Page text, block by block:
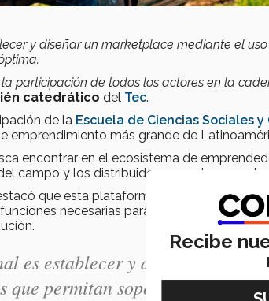
y diseñar un marketplace mediante el
la participación de todos los actores en la
catedrático del Tec.
de la Escuela de Ciencias Sociales y
emprendimiento más grande de
encontrar en el ecosistema de
campo y los distribuidores, en el marco de
que esta plataforma digital
traerá
necesarias para realizar
es establecer y diseñar un
que permitan soportar una
Recibe